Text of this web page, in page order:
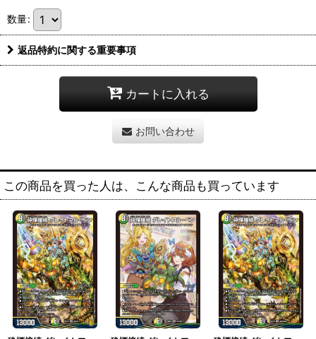
数量:
返品特約に関する重要事項
カートに入れる
お問い合わせ
この商品を買った人は、こんな商品も買っています